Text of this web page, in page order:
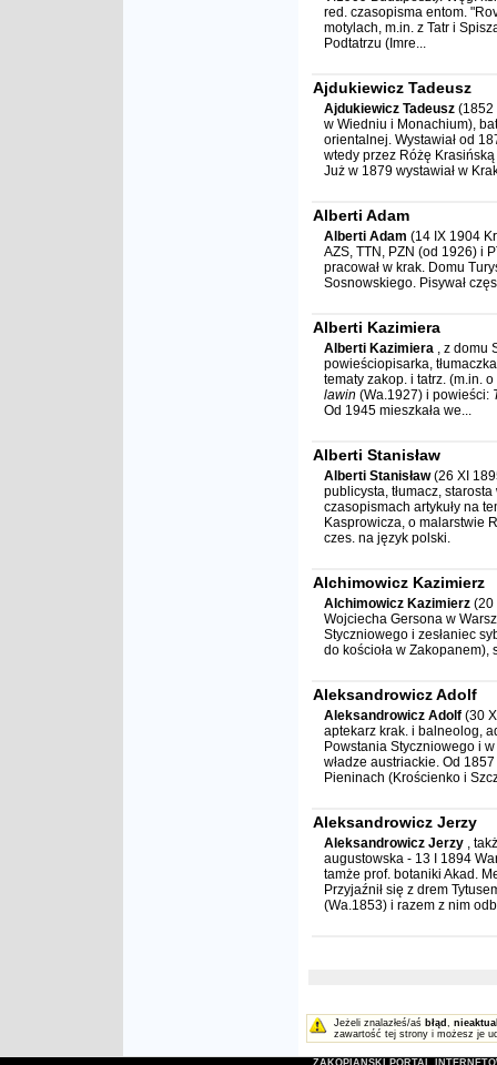
red. czasopisma entom.
motylach, m.in. z Tatr i
Podtatrzu (Imre...
Ajdukiewicz Tadeusz
Ajdukiewicz Tadeusz (1852
w Wiedniu i Monachium),
orientalnej. Wystawiał od
wtedy przez Różę
Już w 1879 wystawiał w
Alberti Adam
Alberti Adam (14 IX 1904
AZS, TTN, PZN (od 1926) i
pracował w krak. Domu
Sosnowskiego. Pisywał
Alberti Kazimiera
Alberti Kazimiera , z domu
powieściopisarka,
tematy zakop. i tatrz. (m.in.
lawin (Wa.1927) i powieści:
Od 1945 mieszkała we...
Alberti Stanisław
Alberti Stanisław(26 XI
publicysta, tłumacz,
czasopismach artykuły na
Kasprowicza, o malarstwie
czes. na język polski.
Alchimowicz Kazimierz
Alchimowicz Kazimierz (20
Wojciecha Gersona w
Styczniowego i zesłaniec
do kościoła w
Aleksandrowicz Adolf
Aleksandrowicz Adolf (30
aptekarz krak. i balneolog,
Powstania Styczniowego i
władze austriackie. Od
Pieninach (Krościenko i
Aleksandrowicz Jerzy
Aleksandrowicz Jerzy ,
augustowska - 13 I 1894
tamże prof. botaniki Akad.
Przyjaźnił się z drem
(Wa.1853) i razem z nim
Jeżeli znalazłeś/aś błąd ,
zawartość tej strony i możesz je
ZAKOPIAŃSKI PORTAL